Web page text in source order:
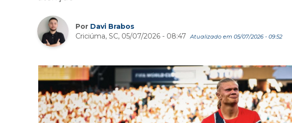
Por Davi Brabos
Criciúma, SC, 05/07/2026 - 08:47
Atualizado em 05/07/2026 - 09:52